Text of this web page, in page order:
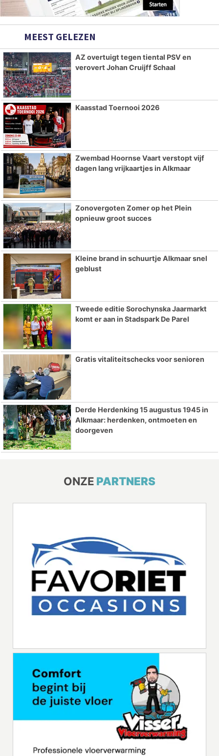
MEEST GELEZEN
AZ overtuigt tegen tiental PSV en
verovert Johan Cruijff Schaal
Kaasstad Toernooi 2026
Zwembad Hoornse Vaart verstopt vijf
dagen lang vrijkaartjes in Alkmaar
Zonovergoten Zomer op het Plein
opnieuw groot succes
Kleine brand in schuurtje Alkmaar snel
geblust
Tweede editie Sorochynska Jaarmarkt
komt er aan in Stadspark De Parel
Gratis vitaliteitschecks voor senioren
Derde Herdenking 15 augustus 1945 in
Alkmaar: herdenken, ontmoeten en
doorgeven
ONZE PARTNERS